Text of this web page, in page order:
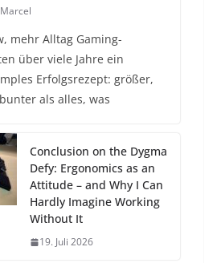
Marcel
mehr Alltag Gaming-
über viele Jahre ein
Erfolgsrezept: größer,
als alles, was
Conclusion on the Dygma
Defy: Ergonomics as an
Attitude – and Why I Can
Hardly Imagine Working
Without It
19. Juli 2026